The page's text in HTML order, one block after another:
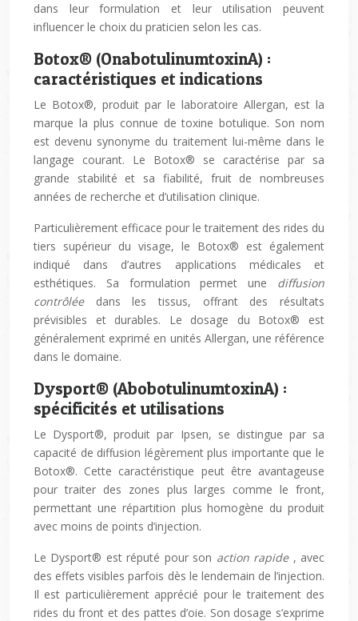
dans leur formulation et leur utilisation peuvent
influencer le choix du praticien selon les cas.
Botox® (OnabotulinumtoxinA) :
caractéristiques et indications
Le Botox®, produit par le laboratoire Allergan, est la
marque la plus connue de toxine botulique. Son nom
est devenu synonyme du traitement lui-même dans le
langage courant. Le Botox® se caractérise par sa
grande stabilité et sa fiabilité, fruit de nombreuses
années de recherche et d’utilisation clinique.
Particulièrement efficace pour le traitement des rides du
tiers supérieur du visage, le Botox® est également
indiqué dans d’autres applications médicales et
esthétiques. Sa formulation permet une diffusion
contrôlée dans les tissus, offrant des résultats
prévisibles et durables. Le dosage du Botox® est
généralement exprimé en unités Allergan, une référence
dans le domaine.
Dysport® (AbobotulinumtoxinA) :
spécificités et utilisations
Le Dysport®, produit par Ipsen, se distingue par sa
capacité de diffusion légèrement plus importante que le
Botox®. Cette caractéristique peut être avantageuse
pour traiter des zones plus larges comme le front,
permettant une répartition plus homogène du produit
avec moins de points d’injection.
Le Dysport® est réputé pour son action rapide , avec
des effets visibles parfois dès le lendemain de l’injection.
Il est particulièrement apprécié pour le traitement des
rides du front et des pattes d’oie. Son dosage s’exprime